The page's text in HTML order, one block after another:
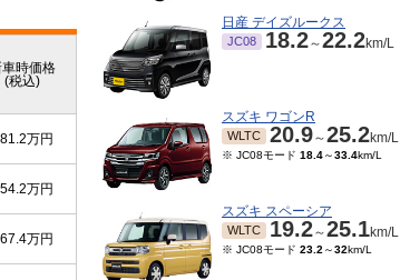
時価格
(税込)
万円
万円
万円
日産 デイズルークス
JC08 18.2～22.2km/L
スズキ ワゴンR
WLTC 20.9～25.2km/L
※ JC08モード 18.4～33.4km/L
スズキ スペーシア
WLTC 19.2～25.1km/L
※ JC08モード 23.2 ～32km/L